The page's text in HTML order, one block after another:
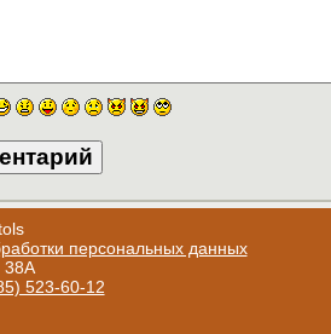
персональных данных
38А
523-60-12